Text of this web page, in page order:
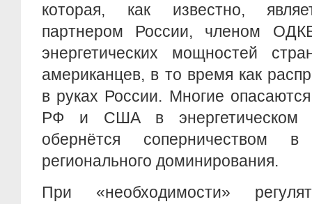
которая, как известно,
партнером России, членом
энергетических мощностей
американцев, в то время как
в руках России. Многие
РФ и США в энергетическом
обернётся
регионального доминирования.
При «необходимости»